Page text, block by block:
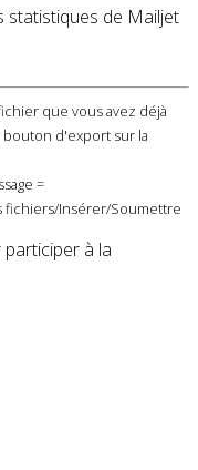
statistiques de Mailjet
que vous avez déjà
d'export sur la
=
Insérer/Soumettre
participer à la